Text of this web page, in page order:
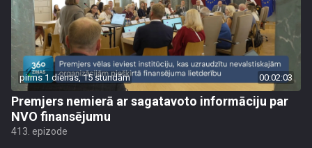
pirms 1 dienas, 15 stundām 00:02:03
Premjers nemierā ar sagatavoto informāciju par
NVO finansējumu
413. epizode